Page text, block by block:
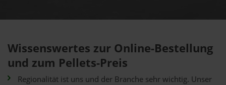
Wissenswertes zur Online-Bestellung
und zum Pellets-Preis
Regionalität ist uns und der Branche sehr wichtig. Unser